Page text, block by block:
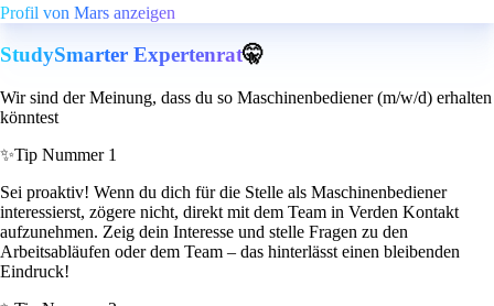
Profil von Mars anzeigen
StudySmarter Expertenrat🤫
Wir sind der Meinung, dass du so Maschinenbediener (m/w/d) erhalten
könntest
✨Tip Nummer 1
Sei proaktiv! Wenn du dich für die Stelle als Maschinenbediener
interessierst, zögere nicht, direkt mit dem Team in Verden Kontakt
aufzunehmen. Zeig dein Interesse und stelle Fragen zu den
Arbeitsabläufen oder dem Team – das hinterlässt einen bleibenden
Eindruck!